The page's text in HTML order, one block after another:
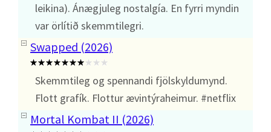
leikina). Ánægjuleg nostalgía. En fyrri myndin
var örlítið skemmtilegri.
Swapped (2026)
Skemmtileg og spennandi fjölskyldumynd.
Flott grafík. Flottur ævintýraheimur. #netflix
Mortal Kombat II (2026)